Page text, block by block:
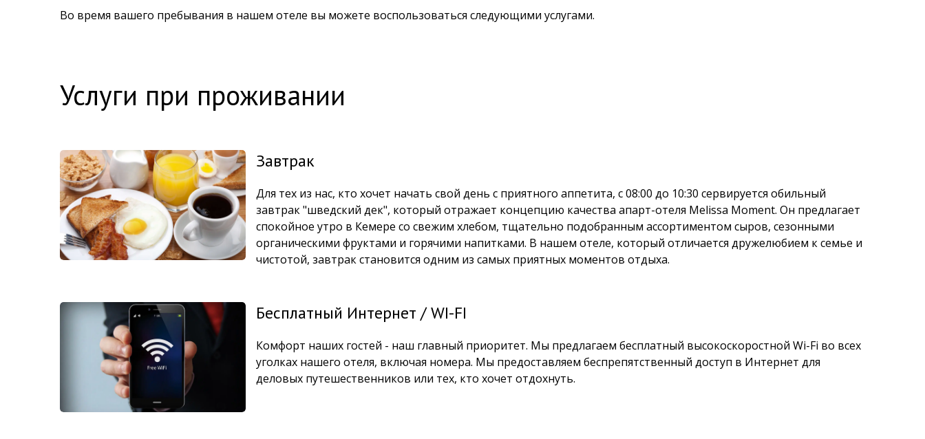
Во время вашего пребывания в нашем отеле вы можете воспользоваться следующими услугами.
Услуги при проживании
Завтрак
Для тех из нас, кто хочет начать свой день с приятного аппетита, с 08:00 до 10:30 сервируется обильный
завтрак "шведский дек", который отражает концепцию качества апарт-отеля Melissa Moment. Он предлагает
спокойное утро в Кемере со свежим хлебом, тщательно подобранным ассортиментом сыров, сезонными
органическими фруктами и горячими напитками. В нашем отеле, который отличается дружелюбием к семье и
чистотой, завтрак становится одним из самых приятных моментов отдыха.
Бесплатный Интернет / WI-FI
Комфорт наших гостей - наш главный приоритет. Мы предлагаем бесплатный высокоскоростной Wi-Fi во всех
уголках нашего отеля, включая номера. Мы предоставляем беспрепятственный доступ в Интернет для
деловых путешественников или тех, кто хочет отдохнуть.